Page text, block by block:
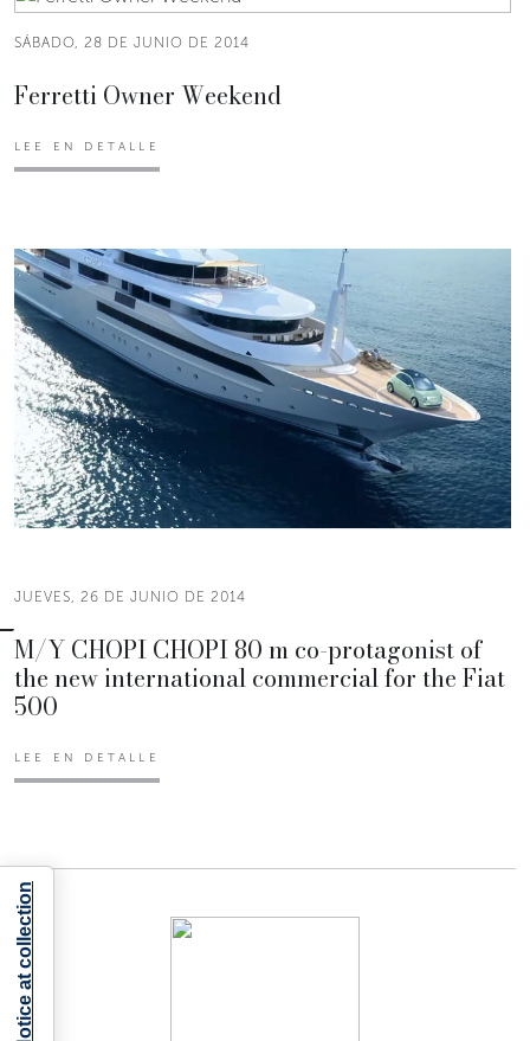
SÁBADO, 28 DE JUNIO DE 2014
Ferretti Owner Weekend
LEE EN DETALLE
JUEVES, 26 DE JUNIO DE 2014
M/Y CHOPI CHOPI 80 m co-protagonist of
the new international commercial for the Fiat
500
LEE EN DETALLE
Notice at collection